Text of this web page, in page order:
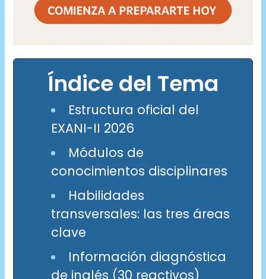
Índice del Tema
Estructura oficial del
EXANI-II 2026
Módulos de
conocimientos disciplinares
Habilidades
transversales: las tres áreas
clave
Información diagnóstica
de inglés (30 reactivos)